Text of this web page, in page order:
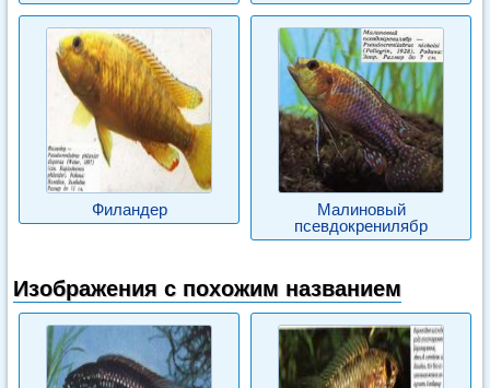
Филандер
Малиновый
псевдокренилябр
Изображения с похожим названием